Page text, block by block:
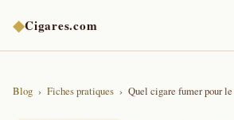
◆Cigares.com
Blog Fiches pratiques Quel cigare fumer pour